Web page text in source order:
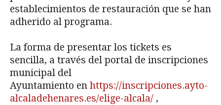
establecimientos de restauración que se han
adherido al programa.
La forma de presentar los tickets es
sencilla, a través del portal de inscripciones
municipal del
Ayuntamiento en https://inscripciones.ayto-
alcaladehenares.es/elige-alcala/ ,